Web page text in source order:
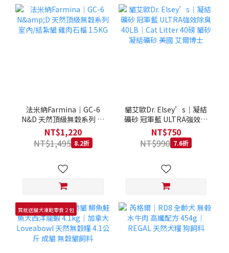
法米納Farmina｜GC-6
N&D 天然頂級無穀系列 室
內/結紮貓 雞肉石榴 1.5KG
NT$1,220
NT$1,495 8.2折
貓艾歐Dr. Elsey’s｜凝結
礦砂 冠軍藍 ULTRA強效除
臭 40LB｜Cat Litter 40磅
士
NT$750
NT$990 7.6折
買就送貓犬凍乾零食２包